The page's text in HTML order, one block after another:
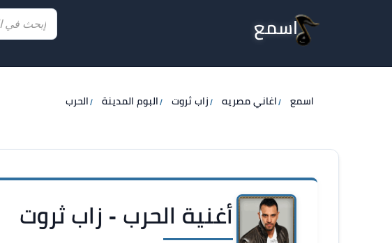
اسمع
اسمع اغاني مصريه زاب ثروت البوم المدينة الحرب
أغنية الحرب - زاب ثروت